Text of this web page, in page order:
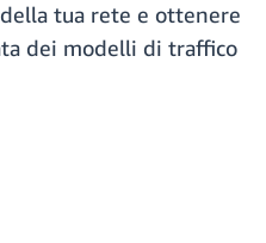
tua rete e ottenere
dei modelli di traffico